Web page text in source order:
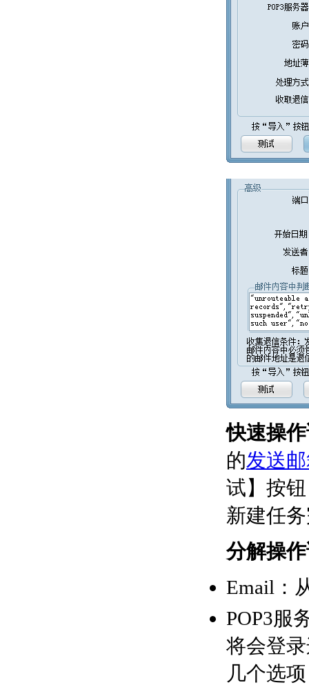
快速操
的发送
试】按
新建任
分解操
Email：
POP3服
将会登
几个选